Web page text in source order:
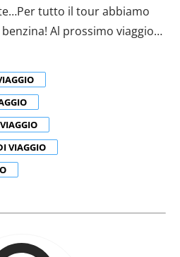
tutto il tour abbiamo
Al prossimo viaggio…
VIAGGIO